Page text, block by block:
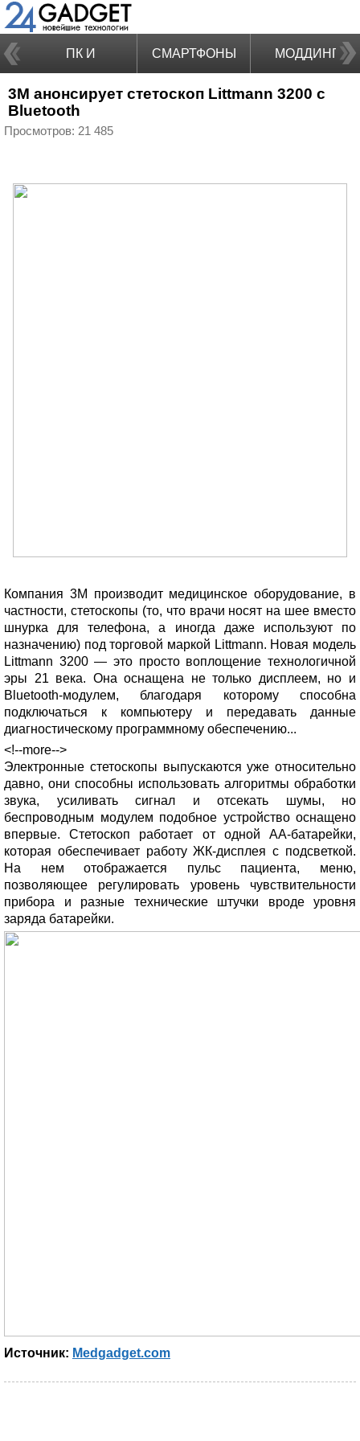
ПК И
НОУТБУКИ
СМАРТФОНЫ МОДДИНГ
3M анонсирует стетоскоп Littmann 3200 с
Bluetooth
Просмотров: 21 485
Компания 3M производит медицинское оборудование, в
частности, стетоскопы (то, что врачи носят на шее вместо
шнурка для телефона, а иногда даже используют по
назначению) под торговой маркой Littmann. Новая модель
Littmann 3200 — это просто воплощение технологичной
эры 21 века. Она оснащена не только дисплеем, но и
Bluetooth-модулем, благодаря которому способна
подключаться к компьютеру и передавать данные
диагностическому программному обеспечению...
<!--more-->
Электронные стетоскопы выпускаются уже относительно
давно, они способны использовать алгоритмы обработки
звука, усиливать сигнал и отсекать шумы, но
беспроводным модулем подобное устройство оснащено
впервые. Стетоскоп работает от одной АА-батарейки,
которая обеспечивает работу ЖК-дисплея с подсветкой.
На нем отображается пульс пациента, меню,
позволяющее регулировать уровень чувствительности
прибора и разные технические штучки вроде уровня
заряда батарейки.
Источник: Medgadget.com